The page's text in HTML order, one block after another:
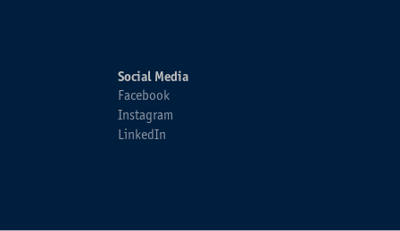
Social Media
Facebook
Instagram
LinkedIn